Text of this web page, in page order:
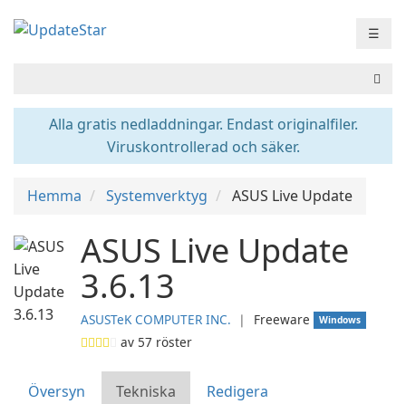
☰
Alla gratis nedladdningar. Endast originalfiler.
Viruskontrollerad och säker.
Hemma Systemverktyg ASUS Live Update
ASUS Live Update
3.6.13
ASUSTeK COMPUTER INC. ❘ Freeware Windows
av 57 röster
Översyn Tekniska Redigera